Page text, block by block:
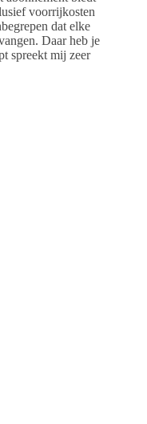
voorrijkosten
dat elke
Daar heb je
spreekt mij zeer